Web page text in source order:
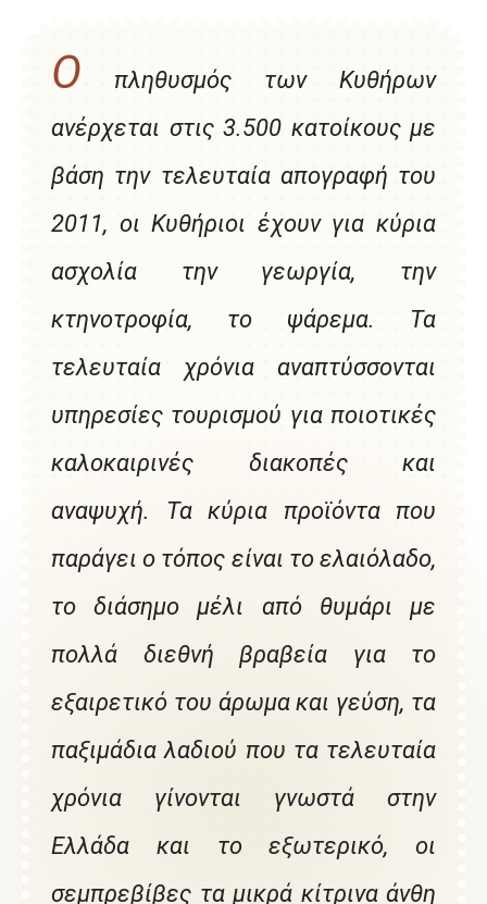
Ο πληθυσμός των Κυθήρων
ανέρχεται στις 3.500 κατοίκους με
βάση την τελευταία απογραφή του
2011, οι Κυθήριοι έχουν για κύρια
ασχολία την γεωργία, την
κτηνοτροφία, το ψάρεμα. Τα
τελευταία χρόνια αναπτύσσονται
υπηρεσίες τουρισμού για ποιοτικές
καλοκαιρινές διακοπές και
αναψυχή. Τα κύρια προϊόντα που
παράγει ο τόπος είναι το ελαιόλαδο,
το διάσημο μέλι από θυμάρι με
πολλά διεθνή βραβεία για το
εξαιρετικό του άρωμα και γεύση, τα
παξιμάδια λαδιού που τα τελευταία
χρόνια γίνονται γνωστά στην
Ελλάδα και το εξωτερικό, οι
σεμπρεβίβες τα μικρά κίτρινα άνθη